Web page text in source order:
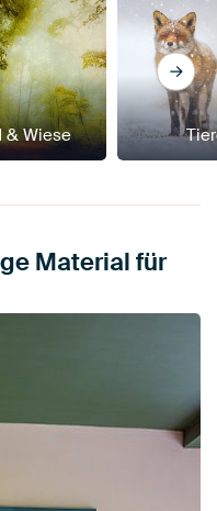
& Wiese
Material für